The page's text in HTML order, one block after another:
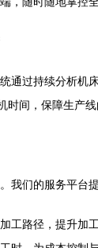
通过持续分析机
时间，保障生产
我们的服务平台
工路径，提升加